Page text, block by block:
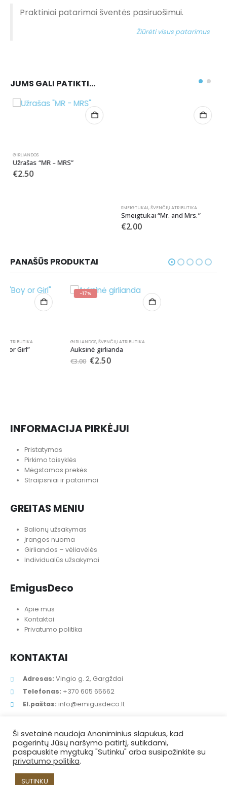
Praktiniai patarimai šventės pasiruošimui.
Žiūrėti visus patarimus
JUMS GALI PATIKTI…
GIRLIANDOS
Užrašas “MR – MRS”
€2.50
PANAŠŪS PRODUKTAI
-17%
GIRLIANDOS ŠVENČIŲ ATRIBUTIKA
Auksinė girlianda
PUODELIAI,ŠVENČIŲ ATRIBUTIKA
Puodeliai “Boy or Girl”
INFORMACIJA PIRKĖJUI
Pirkimo taisyklės
Straipsniai ir patarimai
GREITAS MENIU
Balionų užsakymas
Įrangos nuoma
Individualūs užsakymai
Apie mus
Privatumo politika
KONTAKTAI
Adresas:Vingio g. 2, Gargždai
Telefonas: +370 605 65662
El.paštas: info@emigusdeco.lt
Ši svetainė naudoja Anoniminius slapukus, kad
pagerintų Jūsų naršymo patirtį, sutikdami,
paspauskite mygtuką "Sutinku" arba susipažinkite su
privatumo politika.
SUTINKU